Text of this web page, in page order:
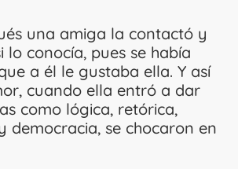
una amiga la contactó y
lo conocía, pues se había
a él le gustaba ella. Y así
cuando ella entró a dar
como lógica, retórica,
democracia, se chocaron en